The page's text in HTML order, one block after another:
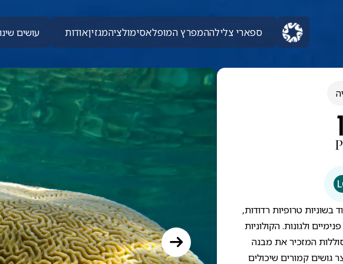
ספארי צלילההמפרץ המופלאסימולציהמגזיןאודות עושים
בשוניות טרופיות רדודות,
ולגונות. הקולוניות
המזכיר את מבנה
גושים קמורים שיכולים